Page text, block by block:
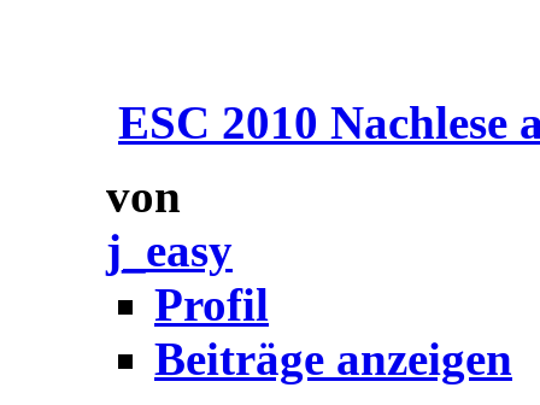
ESC 2010 Nachlese
von
j_easy
Profil
Beiträge anzeigen